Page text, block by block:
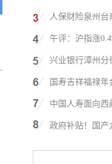
人保财险泉州台
午评：沪指涨
兴业银行漳州分
国寿吉祥福禄
中国人寿面向
政府补贴！国产